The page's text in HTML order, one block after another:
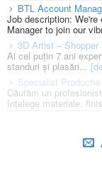
BTL Account
Job description:
Manager to join our
3D Artist –
Ai cel puțin 7 ani
standuri și plasări...
Specialist
Căutăm un
înțelege materiale,